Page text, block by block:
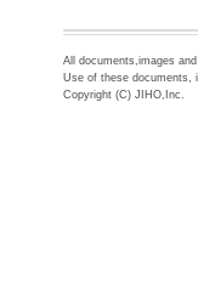
All documents,images
Use of these documents,
Copyright (C) JIHO,Inc.